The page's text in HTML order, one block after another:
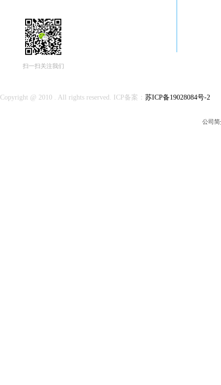
扫一扫关注我们
Copyright @ 2010 . All rights reserved. ICP备案： 苏ICP备19028084号-2
公司简